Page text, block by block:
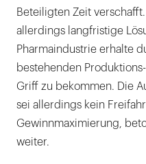
Beteiligten Zeit
allerdings langfristige
Pharmaindustrie erhalte
bestehenden
Griff zu bekommen. Die
sei allerdings kein
Gewinnmaximierung,
weiter.